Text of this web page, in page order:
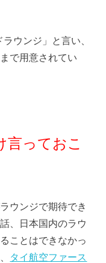
ウンジ」と言い、
で用意されてい
言っておこ
ウンジで期待でき
、日本国内のラウ
ことはできなかっ
タイ航空ファース